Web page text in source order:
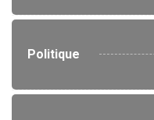
Politique